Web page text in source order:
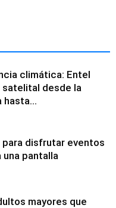
climática: Entel
desde la
hasta...
disfrutar eventos
pantalla
mayores que